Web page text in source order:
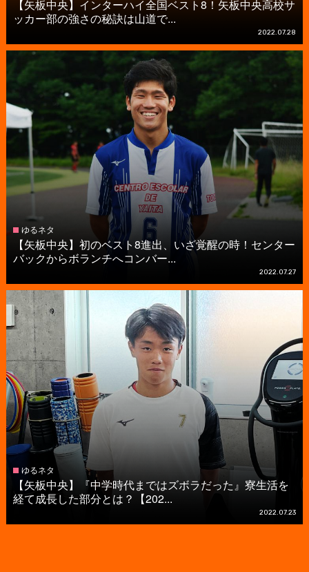
【矢板中央】インターハイ全国ベスト8！矢板中央高校サ
ッカー部の強さの秘訣は山道で...
2022.07.28
ゆるネタ
【矢板中央】初のベスト8進出、いざ覚醒の時！センター
バックからボランチへコンバー...
2022.07.27
ゆるネタ
【矢板中央】『中学時代まではズボラだった』寮生活を
経て成長した部分とは？【202...
2022.07.23